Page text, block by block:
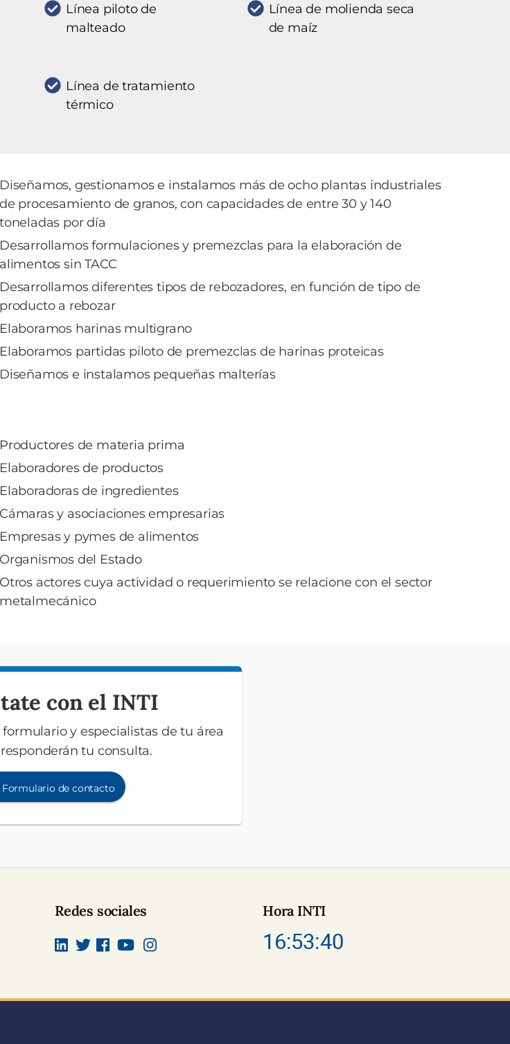
Línea piloto de
malteado
Línea de molienda seca
de maíz
Línea de tratamiento
térmico
Diseñamos, gestionamos e instalamos más de ocho plantas industriales
de procesamiento de granos, con capacidades de entre 30 y 140
toneladas por día
Desarrollamos formulaciones y premezclas para la elaboración de
alimentos sin TACC
Desarrollamos diferentes tipos de rebozadores, en función de tipo de
producto a rebozar
Elaboramos harinas multigrano
Elaboramos partidas piloto de premezclas de harinas proteicas
Diseñamos e instalamos pequeñas malterías
Productores de materia prima
Elaboradores de productos
Elaboradoras de ingredientes
Cámaras y asociaciones empresarias
Empresas y pymes de alimentos
Organismos del Estado
Otros actores cuya actividad o requerimiento se relacione con el sector
metalmecánico
con el INTI
y especialistas de tu área
tu consulta.
Formulario de contacto
Redes sociales Hora INTI
16:53:40